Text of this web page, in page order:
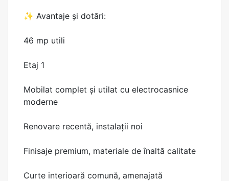
✨ Avantaje și dotări:
46 mp utili
Etaj 1
Mobilat complet și utilat cu electrocasnice
moderne
Renovare recentă, instalații noi
Finisaje premium, materiale de înaltă calitate
Curte interioară comună, amenajată